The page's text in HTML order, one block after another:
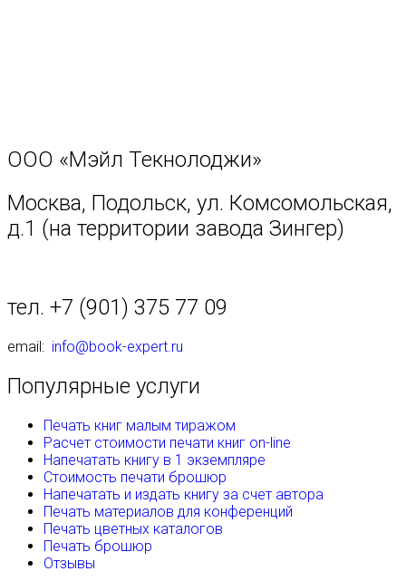
ООО «Мэйл Текнолоджи»
Москва, Подольск, ул. Комсомольская,
д.1 (на территории завода Зингер)
тел. +7 (901) 375 77 09
email: info@book-expert.ru
Популярные услуги
Печать книг малым тиражом
Расчет стоимости печати книг on-line
Напечатать книгу в 1 экземпляре
Стоимость печати брошюр
Напечатать и издать книгу за счет автора
Печать материалов для конференций
Печать цветных каталогов
Печать брошюр
Отзывы